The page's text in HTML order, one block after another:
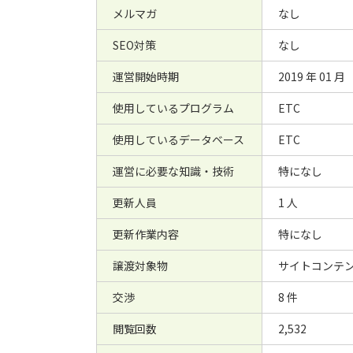
メルマガ
なし
SEO対策
なし
運営開始時期
2019 年 01 月
使用しているプログラム
ETC
使用しているデータベース
ETC
運営に必要な知識・技術
特になし
更新人員
1 人
更新作業内容
特になし
譲渡対象物
サイトコンテ
交渉
8 件
閲覧回数
2,532